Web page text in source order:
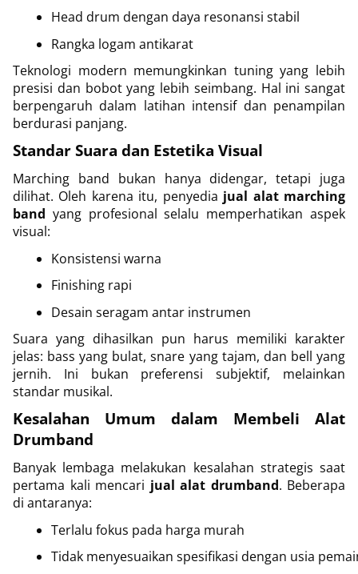
Head drum dengan daya resonansi stabil
Rangka logam antikarat
Teknologi modern memungkinkan tuning yang lebih
presisi dan bobot yang lebih seimbang. Hal ini sangat
berpengaruh dalam latihan intensif dan penampilan
berdurasi panjang.
Standar Suara dan Estetika Visual
Marching band bukan hanya didengar, tetapi juga
dilihat. Oleh karena itu, penyedia jual alat marching
band yang profesional selalu memperhatikan aspek
visual:
Konsistensi warna
Finishing rapi
Desain seragam antar instrumen
Suara yang dihasilkan pun harus memiliki karakter
jelas: bass yang bulat, snare yang tajam, dan bell yang
jernih. Ini bukan preferensi subjektif, melainkan
standar musikal.
Kesalahan Umum dalam Membeli Alat
Drumband
Banyak lembaga melakukan kesalahan strategis saat
pertama kali mencari jual alat drumband. Beberapa
di antaranya:
Terlalu fokus pada harga murah
Tidak menyesuaikan spesifikasi dengan usia